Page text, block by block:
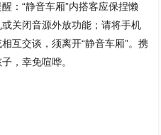
：“静音车厢”内搭客应保捏懒
关闭音源外放功能；请将手机
互交谈，须离开“静音车厢”。携
，幸免喧哗。